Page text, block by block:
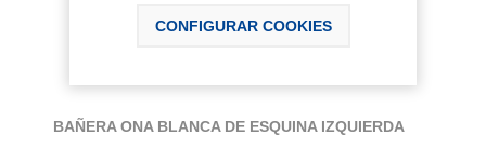
BAÑERA ONA BLANCA DE ESQUINA IZQUIERDA
CONFIGURAR COOKIES